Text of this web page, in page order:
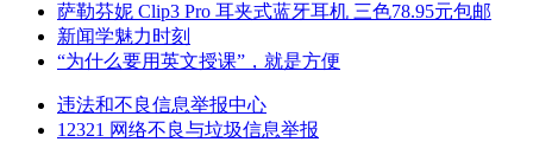
萨勒芬妮 Clip3 Pro 耳夹式蓝牙耳机 三色78.95元包邮
新闻学魅力时刻
“为什么要用英文授课”，就是方便
违法和不良信息举报中心
12321 网络不良与垃圾信息举报